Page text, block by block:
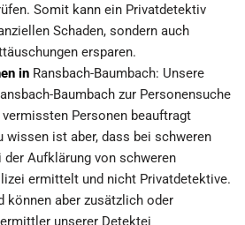
Somit kann ein Privatdetektiv
Schaden, sondern auch
ersparen.
in Ransbach-Baumbach: Unsere
Baumbach zur Personensuche
vermissten Personen beauftragt
wissen ist aber, dass bei schweren
der Aufklärung von schweren
ermittelt und nicht Privatdetektive.
können aber zusätzlich oder
unserer Detektei